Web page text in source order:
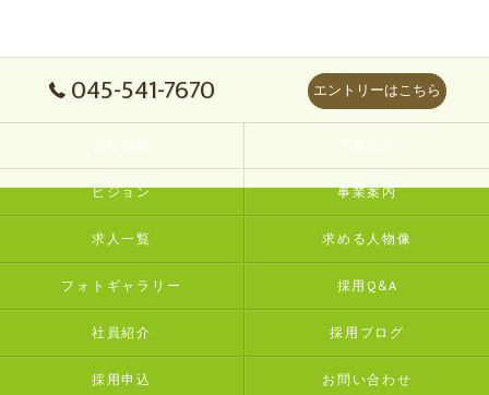
045-541-7670 エントリーはこちら
ビジョン 事業案内
求人一覧 求める人物像
フォトギャラリー 採用Q&A
社員紹介 採用ブログ
採用申込 お問い合わせ